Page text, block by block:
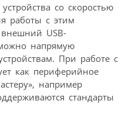
со скоростью
работы с этим
внешний USB-
напрямую
При работе с
как периферийное
например
стандарты